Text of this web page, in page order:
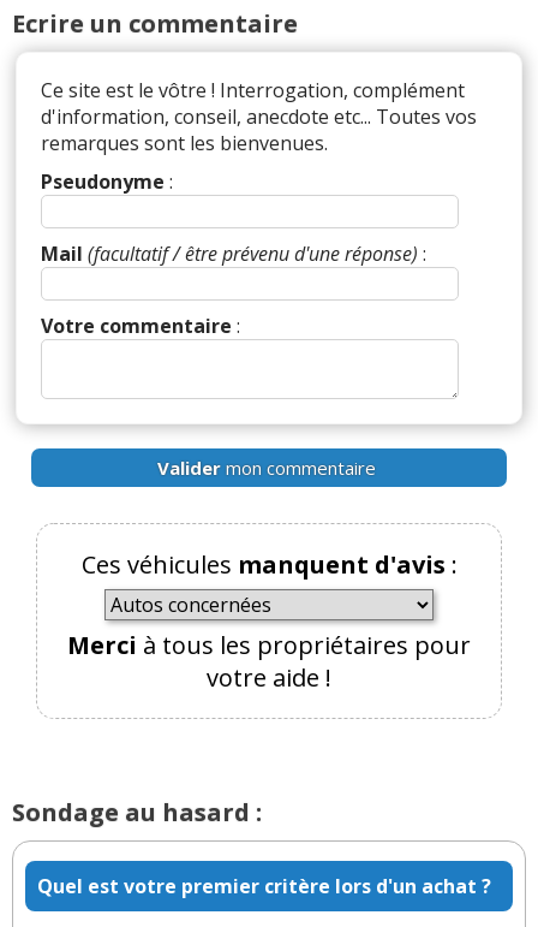
Ecrire un commentaire
Ce site est le vôtre ! Interrogation, complément
d'information, conseil, anecdote etc... Toutes vos
remarques sont les bienvenues.
Pseudonyme :
Mail (facultatif / être prévenu d'une réponse) :
Votre commentaire :
Validermon commentaire
Ces véhicules manquent d'avis :
Merci à tous les propriétaires pour
votre aide !
Sondage au hasard :
Quel est votre premier critère lors d'un achat ?